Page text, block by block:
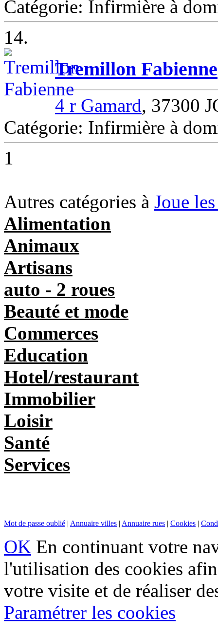
Catégorie: Infirmière à
14.
Tremillon Fabienne
4 r Gamard, 37300
Catégorie: Infirmière à
1
Autres catégories à Joue
Alimentation
Animaux
Artisans
auto - 2 roues
Beauté et mode
Commerces
Education
Hotel/restaurant
Immobilier
Loisir
Santé
Services
Mot de passe oublié | Annuaire villes | Annuaire rues | Cookies |
OK En continuant votre
l'utilisation des cookies
votre visite et de réaliser
Paramétrer les cookies